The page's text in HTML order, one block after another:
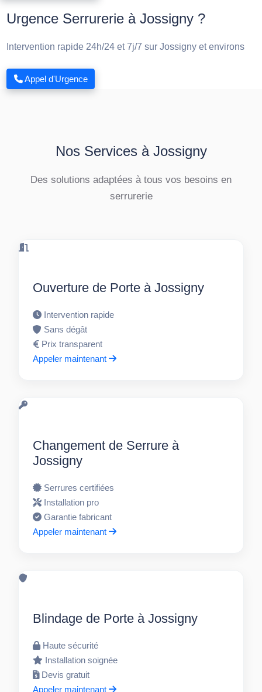
Urgence Serrurerie à Jossigny ?
Intervention rapide 24h/24 et 7j/7 sur Jossigny et environs
Appel d'Urgence
Nos Services à Jossigny
Des solutions adaptées à tous vos besoins en
serrurerie
Ouverture de Porte à Jossigny
Intervention rapide
Sans dégât
Prix transparent
Appeler maintenant
Changement de Serrure à
Jossigny
Serrures certifiées
Installation pro
Garantie fabricant
Appeler maintenant
Blindage de Porte à Jossigny
Haute sécurité
Installation soignée
Devis gratuit
Appeler maintenant